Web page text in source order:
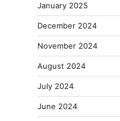
January 2025
December 2024
November 2024
August 2024
July 2024
June 2024